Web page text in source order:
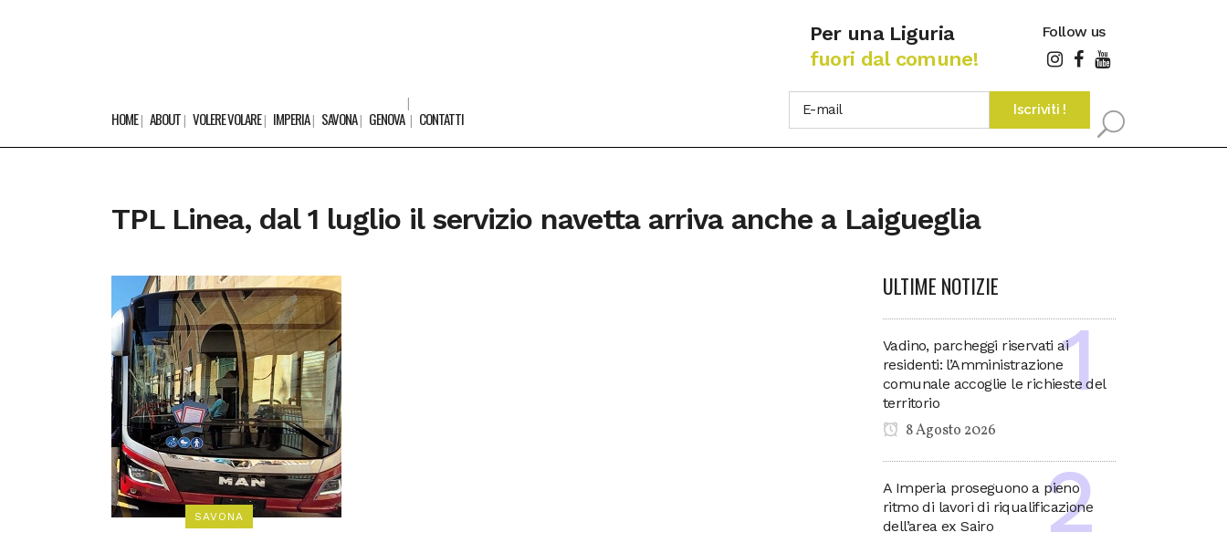
Per una Liguria
fuori dal comune!
Follow us
HOME ABOUT VOLERE VOLARE IMPERIA SAVONA GENOVA CONTATTI
TPL Linea, dal 1 luglio il servizio navetta arriva anche a Laigueglia
SAVONA
ULTIME NOTIZIE
Vadino, parcheggi riservati ai
residenti: l’Amministrazione
comunale accoglie le richieste del
territorio
8 Agosto 2026
A Imperia proseguono a pieno
ritmo di lavori di riqualificazione
dell’area ex Sairo